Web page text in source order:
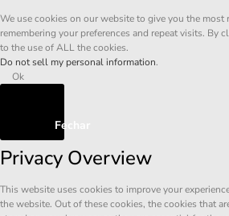
We use cookies on our website to give you the most
remembering your preferences and repeat visits. By
to the use of ALL the cookies.
Do not sell my personal information.
Ok
Fechar
Privacy Overview
This website uses cookies to improve your
the website. Out of these cookies, the cookies that